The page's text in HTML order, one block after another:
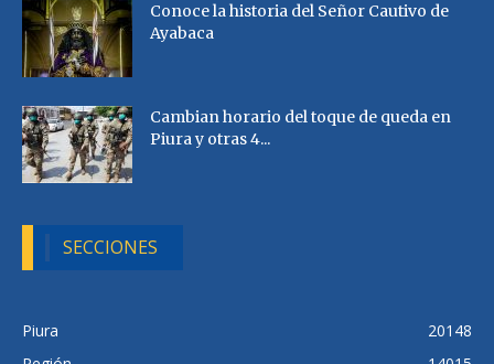
Conoce la historia del Señor Cautivo de
Ayabaca
Cambian horario del toque de queda en
Piura y otras 4...
SECCIONES
Piura
20148